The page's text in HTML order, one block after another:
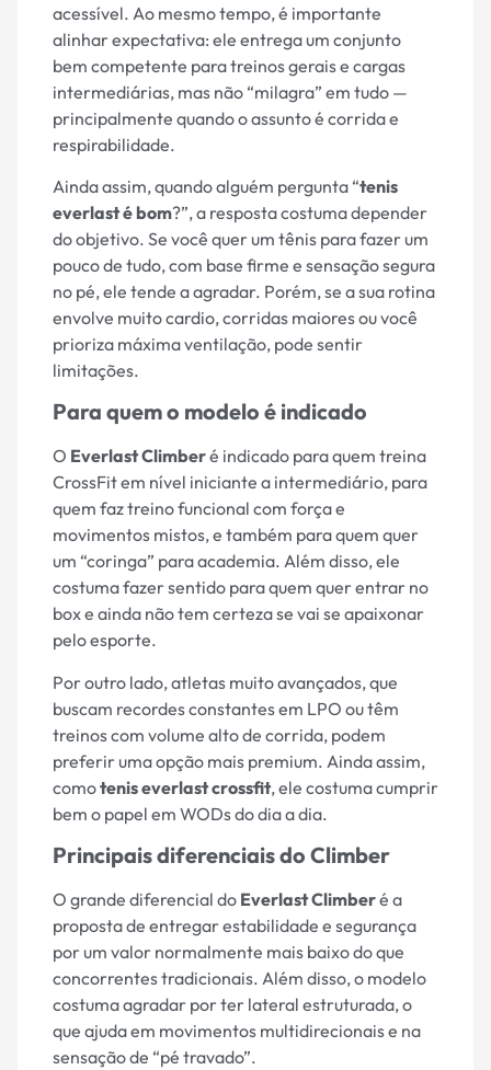
acessível. Ao mesmo tempo, é importante
alinhar expectativa: ele entrega um conjunto
bem competente para treinos gerais e cargas
intermediárias, mas não “milagra” em tudo —
principalmente quando o assunto é corrida e
respirabilidade.
Ainda assim, quando alguém pergunta “tenis
everlast é bom?”, a resposta costuma depender
do objetivo. Se você quer um tênis para fazer um
pouco de tudo, com base firme e sensação segura
no pé, ele tende a agradar. Porém, se a sua rotina
envolve muito cardio, corridas maiores ou você
prioriza máxima ventilação, pode sentir
limitações.
Para quem o modelo é indicado
O Everlast Climberé indicado para quem treina
CrossFit em nível iniciante a intermediário, para
quem faz treino funcional com força e
movimentos mistos, e também para quem quer
um “coringa” para academia. Além disso, ele
costuma fazer sentido para quem quer entrar no
box e ainda não tem certeza se vai se apaixonar
pelo esporte.
Por outro lado, atletas muito avançados, que
buscam recordes constantes em LPO ou têm
treinos com volume alto de corrida, podem
preferir uma opção mais premium. Ainda assim,
comotenis everlast crossfit, ele costuma cumprir
bem o papel em WODs do dia a dia.
Principais diferenciais do Climber
O grande diferencial do Everlast Climberé a
proposta de entregar estabilidade e segurança
por um valor normalmente mais baixo do que
concorrentes tradicionais. Além disso, o modelo
costuma agradar por ter lateral estruturada, o
que ajuda em movimentos multidirecionais e na
sensação de “pé travado”.